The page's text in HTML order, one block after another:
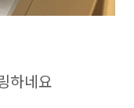
하네요